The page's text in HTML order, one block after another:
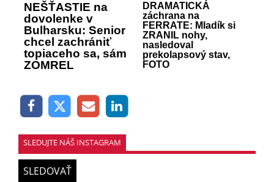
NEŠŤASTIE na
dovolenke v
Bulharsku: Senior
chcel zachrániť
topiaceho sa, sám
ZOMREL
DRAMATICKÁ
záchrana na
FERRATE: Mladík si
ZRANIL nohy,
nasledoval
prekolapsový stav,
FOTO
SLEDUJTE NÁŠ INSTAGRAM
SLEDOVAŤ